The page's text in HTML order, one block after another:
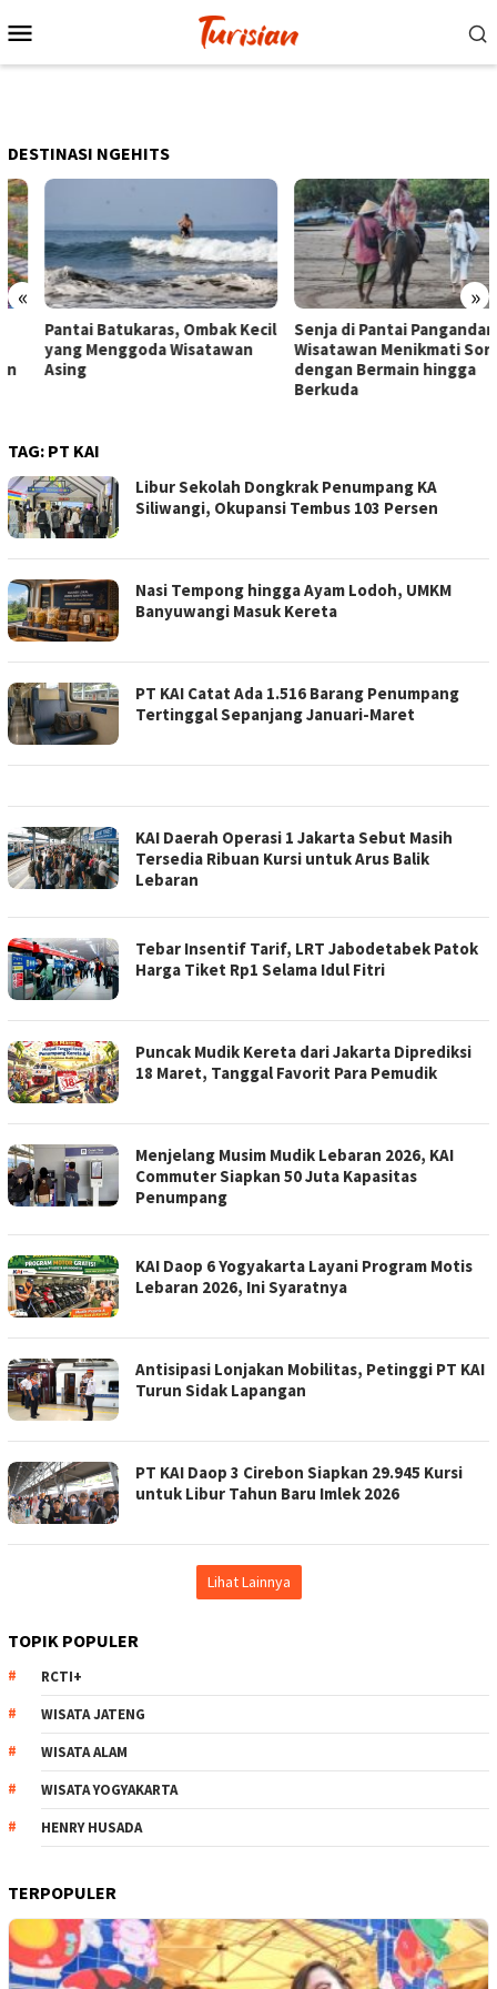
ke
Mobile
DESTINASI NGEHITS
« »
Pantai Batukaras, Ombak Kecil
yang Menggoda Wisatawan
Asing
Senja di Pantai Pangandaran,
Wisatawan Menikmati Sore
dengan Bermain hingga
Berkuda
TAG: PT KAI
Libur Sekolah Dongkrak Penumpang KA
Siliwangi, Okupansi Tembus 103 Persen
Nasi Tempong hingga Ayam Lodoh, UMKM
Banyuwangi Masuk Kereta
PT KAI Catat Ada 1.516 Barang Penumpang
Tertinggal Sepanjang Januari-Maret
KAI Daerah Operasi 1 Jakarta Sebut Masih
Tersedia Ribuan Kursi untuk Arus Balik
Lebaran
Tebar Insentif Tarif, LRT Jabodetabek Patok
Harga Tiket Rp1 Selama Idul Fitri
Puncak Mudik Kereta dari Jakarta Diprediksi
18 Maret, Tanggal Favorit Para Pemudik
Menjelang Musim Mudik Lebaran 2026, KAI
Commuter Siapkan 50 Juta Kapasitas
Penumpang
KAI Daop 6 Yogyakarta Layani Program Motis
Lebaran 2026, Ini Syaratnya
Antisipasi Lonjakan Mobilitas, Petinggi PT KAI
Turun Sidak Lapangan
PT KAI Daop 3 Cirebon Siapkan 29.945 Kursi
untuk Libur Tahun Baru Imlek 2026
Lihat Lainnya
TOPIK POPULER
RCTI+
WISATA JATENG
WISATA ALAM
WISATA YOGYAKARTA
HENRY HUSADA
TERPOPULER